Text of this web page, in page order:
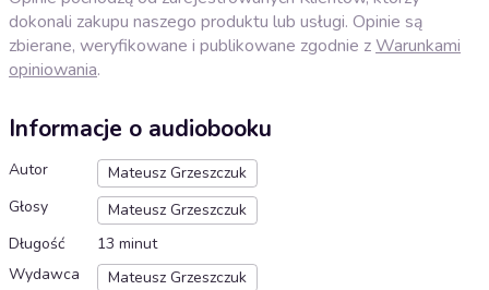
dokonali zakupu naszego produktu lub usługi. Opinie są
zbierane, weryfikowane i publikowane zgodnie zWarunkami
opiniowania.
Informacje o audiobooku
Autor
Mateusz Grzeszczuk
Głosy
Mateusz Grzeszczuk
Długość
13 minut
Wydawca
Mateusz Grzeszczuk